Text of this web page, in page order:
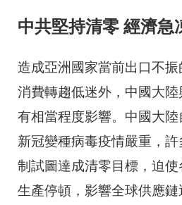
中共堅持清零 經濟急
造成亞洲國家當前出口不振
消費轉趨低迷外，中國大
有相當程度影響。中國大
新冠變種病毒疫情嚴重，
制試圖達成清零目標，迫
生產停頓，影響全球供應